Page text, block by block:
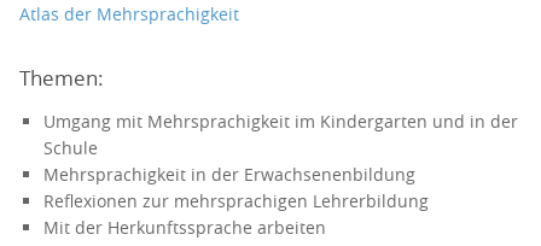
Atlas der Mehrsprachigkeit
Themen:
Umgang mit Mehrsprachigkeit im Kindergarten und in der
Schule
Mehrsprachigkeit in der Erwachsenenbildung
Reflexionen zur mehrsprachigen Lehrerbildung
Mit der Herkunftssprache arbeiten